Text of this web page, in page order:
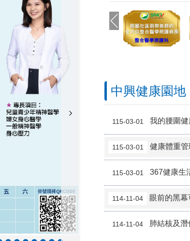
中興健康園地
115-03-01 我的腰圍健
115-03-01 健康體重
115-03-01 367健康生
114-11-04 眼前的黑幕
114-11-04 肺結核及